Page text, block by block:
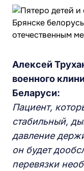
Алексей
военного
Беларуси:
Пациент,
стабильный,
давление
он будет
перевязки